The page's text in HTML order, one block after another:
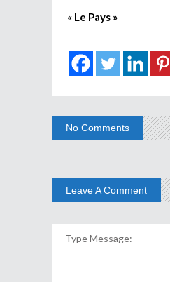
« Le Pays »
No Comments
Leave A Comment